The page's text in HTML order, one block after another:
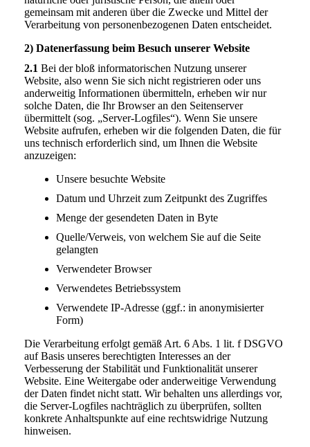
gemeinsam mit anderen über die Zwecke und Mittel der
Verarbeitung von personenbezogenen Daten entscheidet.
2) Datenerfassung beim Besuch unserer Website
2.1 Bei der bloß informatorischen Nutzung unserer
Website, also wenn Sie sich nicht registrieren oder uns
anderweitig Informationen übermitteln, erheben wir nur
solche Daten, die Ihr Browser an den Seitenserver
übermittelt (sog. „Server-Logfiles“). Wenn Sie unsere
Website aufrufen, erheben wir die folgenden Daten, die für
uns technisch erforderlich sind, um Ihnen die Website
anzuzeigen:
Unsere besuchte Website
Datum und Uhrzeit zum Zeitpunkt des Zugriffes
Menge der gesendeten Daten in Byte
Quelle/Verweis, von welchem Sie auf die Seite
gelangten
Verwendeter Browser
Verwendetes Betriebssystem
Verwendete IP-Adresse (ggf.: in anonymisierter
Form)
Die Verarbeitung erfolgt gemäß Art. 6 Abs. 1 lit. f DSGVO
auf Basis unseres berechtigten Interesses an der
Verbesserung der Stabilität und Funktionalität unserer
Website. Eine Weitergabe oder anderweitige Verwendung
der Daten findet nicht statt. Wir behalten uns allerdings vor,
die Server-Logfiles nachträglich zu überprüfen, sollten
konkrete Anhaltspunkte auf eine rechtswidrige Nutzung
hinweisen.